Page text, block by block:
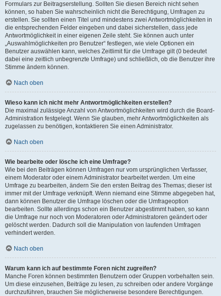
Formulars zur Beitragserstellung. Sollten Sie diesen Bereich nicht sehen
können, so haben Sie wahrscheinlich nicht die Berechtigung, Umfragen zu
erstellen. Sie sollten einen Titel und mindestens zwei Antwortmöglichkeiten in
die entsprechenden Felder eingeben und dabei sicherstellen, dass jede
Antwortmöglichkeit in einer eigenen Zeile steht. Sie können auch unter
„Auswahlmöglichkeiten pro Benutzer“ festlegen, wie viele Optionen ein
Benutzer auswählen kann, welches Zeitlimit für die Umfrage gilt (0 bedeutet
dabei eine zeitlich unbegrenzte Umfrage) und schließlich, ob die Benutzer ihre
Stimme ändern können.
Nach oben
Wieso kann ich nicht mehr Antwortmöglichkeiten erstellen?
Die maximal zulässige Anzahl von Antwortmöglichkeiten wird durch die Board-
Administration festgelegt. Wenn Sie glauben, mehr Antwortmöglichkeiten als
zugelassen zu benötigen, kontaktieren Sie einen Administrator.
Nach oben
Wie bearbeite oder lösche ich eine Umfrage?
Wie bei den Beiträgen können Umfragen nur vom ursprünglichen Verfasser,
einem Moderator oder einem Administrator bearbeitet werden. Um eine
Umfrage zu bearbeiten, ändern Sie den ersten Beitrag des Themas; dieser ist
immer mit der Umfrage verknüpft. Wenn niemand eine Stimme abgegeben hat,
dann können Benutzer die Umfrage löschen oder die Umfrageoption
bearbeiten. Sollte allerdings schon ein Benutzer abgestimmt haben, so kann
die Umfrage nur noch von Moderatoren oder Administratoren geändert oder
gelöscht werden. Dadurch soll die Manipulation von laufenden Umfragen
verhindert werden.
Nach oben
Warum kann ich auf bestimmte Foren nicht zugreifen?
Manche Foren können bestimmten Benutzern oder Gruppen vorbehalten sein.
Um diese einzusehen, Beiträge zu lesen, zu schreiben oder andere Vorgänge
durchzuführen, brauchen Sie möglicherweise besondere Berechtigungen.